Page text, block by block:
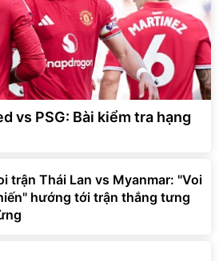
vs PSG: Bài kiểm tra hạng
trận Thái Lan vs Myanmar: "Voi
hướng tới trận thắng tưng